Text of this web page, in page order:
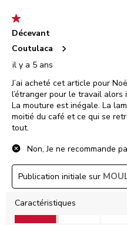
1 étoile(s) sur 5.
Décevant
Coutulaca
il y a 5 ans
J’ai acheté cet article pour
l’étranger pour le travail alors
La mouture est inégale. La
moitié du café et ce qui se
tout.
Non, Je ne recommande
Publication initiale sur
Caractéristiques
Caractéristiques, 1.0 sur 5